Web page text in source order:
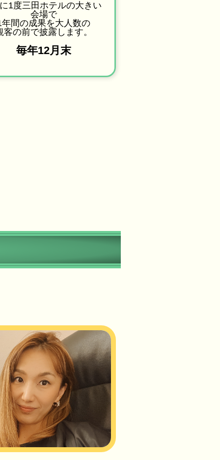
1度三田ホテルの大きい
会場で
年間の成果を大人数の
客の前で披露します。
毎年12月末